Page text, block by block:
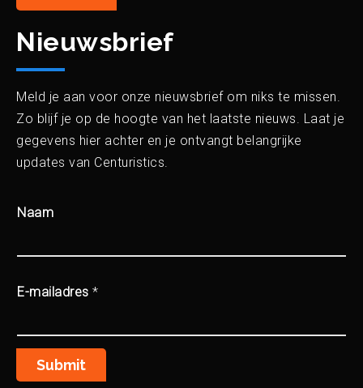
Nieuwsbrief
Meld je aan voor onze nieuwsbrief om niks te missen.
Zo blijf je op de hoogte van het laatste nieuws. Laat je
gegevens hier achter en je ontvangt belangrijke
updates van Centuristics.
Naam
E-mailadres *
Submit